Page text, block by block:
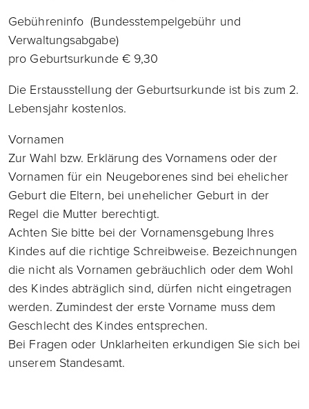
Gebühreninfo (Bundesstempelgebühr und
Verwaltungsabgabe)
pro Geburtsurkunde € 9,30
Die Erstausstellung der Geburtsurkunde ist bis zum 2.
Lebensjahr kostenlos.
Vornamen
Zur Wahl bzw. Erklärung des Vornamens oder der
Vornamen für ein Neugeborenes sind bei ehelicher
Geburt die Eltern, bei unehelicher Geburt in der
Regel die Mutter berechtigt.
Achten Sie bitte bei der Vornamensgebung Ihres
Kindes auf die richtige Schreibweise. Bezeichnungen
die nicht als Vornamen gebräuchlich oder dem Wohl
des Kindes abträglich sind, dürfen nicht eingetragen
werden. Zumindest der erste Vorname muss dem
Geschlecht des Kindes entsprechen.
Bei Fragen oder Unklarheiten erkundigen Sie sich bei
unserem Standesamt.